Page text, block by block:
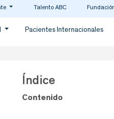
Talento ABC
Pacientes Internacionales
Índice
Contenido